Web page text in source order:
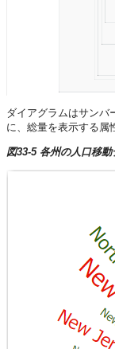
ダイアグラムはサンバ
に、総量を表示する属
図33-5 各州の人口移